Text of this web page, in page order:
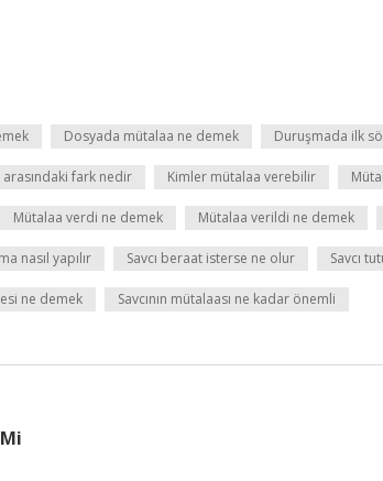
Dosyada mütalaa ne demek Duruşmada ilk
fark nedir Kimler mütalaa verebilir
Mütalaa verdi ne demek Mütalaa verildi ne demek
nasıl yapılır Savcı beraat isterse ne olur Savcı
ne demek Savcının mütalaası ne kadar önemli